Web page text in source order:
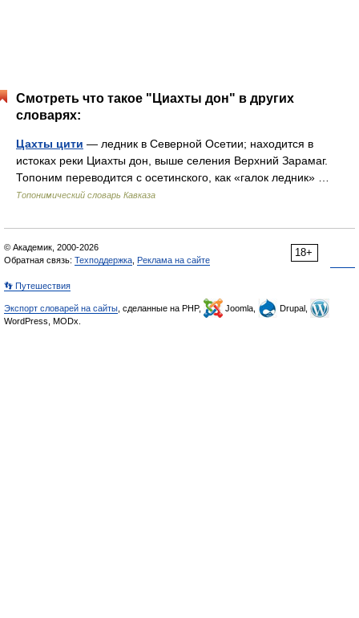
Смотреть что такое "Циахты дон" в других
словарях:
Цахты цити — ледник в Северной Осетии; находится в
истоках реки Циахты дон, выше селения Верхний Зарамаг.
Топоним переводится с осетинского, как «галок ледник» …
Топонимический словарь Кавказа
18+
© Академик, 2000-2026
Обратная связь: Техподдержка Реклама на сайте
👣 Путешествия
Экспорт словарей на сайты , сделанные на PHP, Joomla,
Drupal,
WordPress, MODx.